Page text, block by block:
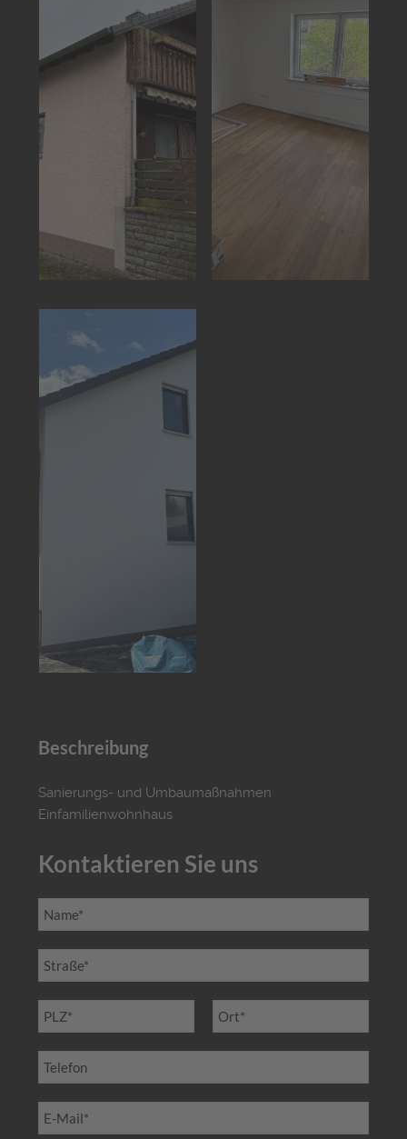
Beschreibung
Sanierungs- und Umbaumaßnahmen
Einfamilienwohnhaus
Kontaktieren Sie uns